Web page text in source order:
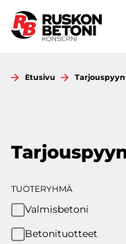
sisältöön
Etusivu
TUOTERYHMÄ
Valmisbetoni
Betonituotteet